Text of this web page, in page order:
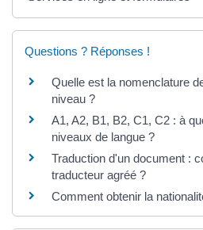
Questions ? Réponses !
Quelle est la nomenclature
niveau ?
A1, A2, B1, B2, C1, C2 : à
niveaux de langue ?
Traduction d'un document :
traducteur agréé ?
Comment obtenir la